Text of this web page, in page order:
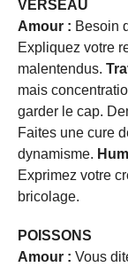
VERSEAU
Amour : Besoin
Expliquez votre
malentendus.
mais
garder le cap.
Faites une cure
dynamisme.
Exprimez votre
bricolage.
POISSONS
Amour : Vous